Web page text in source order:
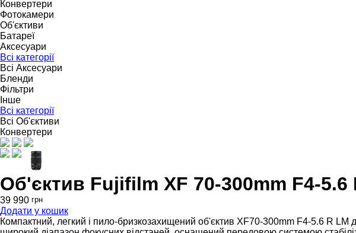
Конвертери
Фотокамери
Об'єктиви
Батареї
Аксесуари
Всі категорії
Всі Аксесуари
Бленди
Фільтри
Інше
Всі категорії
Всі Об'єктиви
Конвертери
Об'єктив Fujifilm XF 70-300mm F4-5.6
39 990 грн
Додати у кошик
Компактний, легкий і пило-бризкозахищений об'єктив XF70-300mm F4-5.6 R